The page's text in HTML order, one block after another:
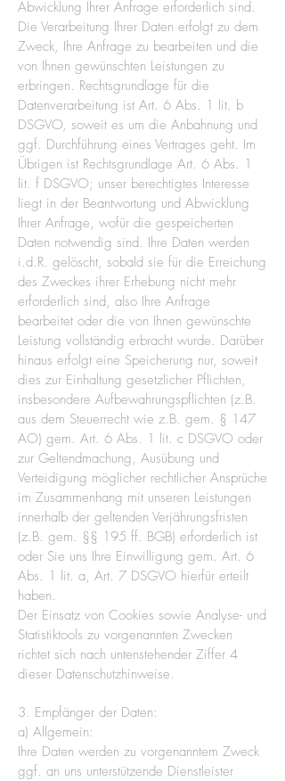
Abwicklung Ihrer Anfrage erforderlich sind.
Die Verarbeitung Ihrer Daten erfolgt zu dem
Zweck, Ihre Anfrage zu bearbeiten und die
von Ihnen gewünschten Leistungen zu
erbringen. Rechtsgrundlage für die
Datenverarbeitung ist Art. 6 Abs. 1 lit. b
DSGVO, soweit es um die Anbahnung und
ggf. Durchführung eines Vertrages geht. Im
Übrigen ist Rechtsgrundlage Art. 6 Abs. 1
lit. f DSGVO; unser berechtigtes Interesse
liegt in der Beantwortung und Abwicklung
Ihrer Anfrage, wofür die gespeicherten
Daten notwendig sind. Ihre Daten werden
i.d.R. gelöscht, sobald sie für die Erreichung
des Zweckes ihrer Erhebung nicht mehr
erforderlich sind, also Ihre Anfrage
bearbeitet oder die von Ihnen gewünschte
Leistung vollständig erbracht wurde. Darüber
hinaus erfolgt eine Speicherung nur, soweit
dies zur Einhaltung gesetzlicher Pflichten,
insbesondere Aufbewahrungspflichten (z.B.
aus dem Steuerrecht wie z.B. gem. § 147
AO) gem. Art. 6 Abs. 1 lit. c DSGVO oder
zur Geltendmachung, Ausübung und
Verteidigung möglicher rechtlicher Ansprüche
im Zusammenhang mit unseren Leistungen
innerhalb der geltenden Verjährungsfristen
(z.B. gem. §§ 195 ff. BGB) erforderlich ist
oder Sie uns Ihre Einwilligung gem. Art. 6
Abs. 1 lit. a, Art. 7 DSGVO hierfür erteilt
haben.
Der Einsatz von Cookies sowie Analyse- und
Statistiktools zu vorgenannten Zwecken
richtet sich nach untenstehender Ziffer 4
dieser Datenschutzhinweise.
3. Empfänger der Daten:
a) Allgemein:
Ihre Daten werden zu vorgenanntem Zweck
ggf. an uns unterstützende Dienstleister